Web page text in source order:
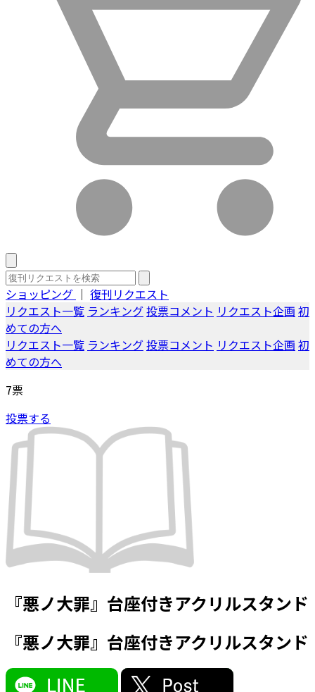
ショッピング ｜ 復刊リクエスト
リクエスト一覧 ランキング投票コメント リクエスト企画 初
めての方へ
リクエスト一覧 ランキング投票コメント リクエスト企画 初
めての方へ
7票
投票する
『悪ノ大罪』台座付きアクリルスタンド
『悪ノ大罪』台座付きアクリルスタンド